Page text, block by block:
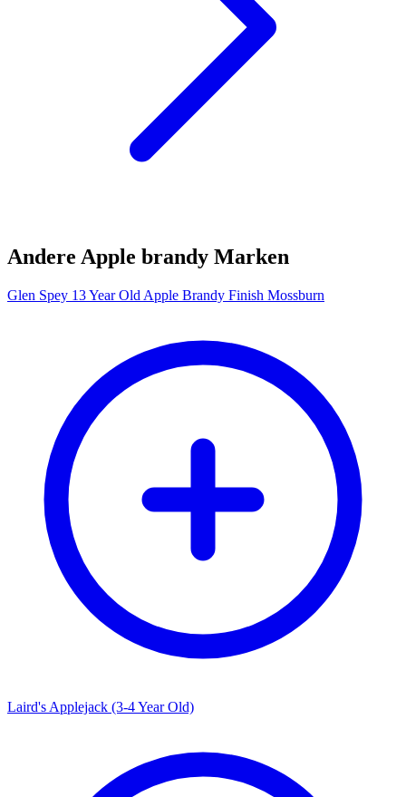
Andere Apple brandy Marken
Glen Spey 13 Year Old Apple Brandy Finish Mossburn
Laird's Applejack (3-4 Year Old)